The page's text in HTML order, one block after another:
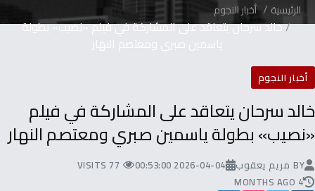
الرئيسية أخبار النجوم
خالد سرحان يتعاقد على المشاركة في فيلم «نصيب» بطولة
ياسمين صبري ومعتصم النهار
أخبار النجوم
خالد سرحان يتعاقد على المشاركة في فيلم
«نصيب» بطولة ياسمين صبري ومعتصم النهار
BY مريم يعقوب 2026-04-04 00:53:00
77 VISITS
4 MONTHS AGO